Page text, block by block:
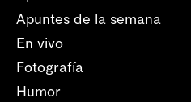
Apuntes de la semana
En vivo
Fotografía
Humor